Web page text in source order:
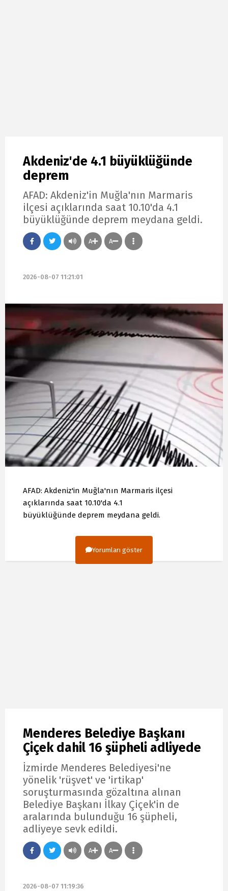
Akdeniz'de 4.1 büyüklüğünde
deprem
AFAD: Akdeniz'in Muğla'nın Marmaris
ilçesi açıklarında saat 10.10'da 4.1
büyüklüğünde deprem meydana geldi.
A A
2026-08-07 11:21:01
AFAD: Akdeniz'in Muğla'nın Marmaris ilçesi
açıklarında saat 10.10'da 4.1
büyüklüğünde deprem meydana geldi.
Yorumları göster
Menderes Belediye Başkanı
Çiçek dahil 16 şüpheli adliyede
İzmirde Menderes Belediyesi'ne
yönelik 'rüşvet' ve 'irtikap'
soruşturmasında gözaltına alınan
Belediye Başkanı İlkay Çiçek'in de
aralarında bulunduğu 16 şüpheli,
adliyeye sevk edildi.
A A
2026-08-07 11:19:36